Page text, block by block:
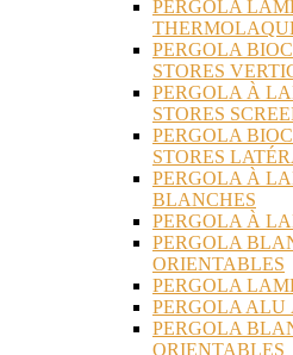
PERGOLA
PERGOLA
STORES
PERGOLA À
STORES
PERGOLA
STORES
PERGOLA À
BLANCHES
PERGOLA À
PERGOLA
ORIENTABLES
PERGOLA
PERGOLA ALU
PERGOLA
ORIENTABLES